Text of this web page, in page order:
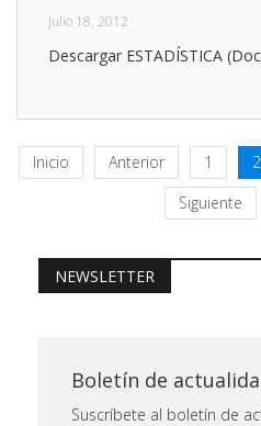
Julio 18, 2012
Descargar ESTADÍSTICA
Inicio Anterior 1 2
Siguiente
NEWSLETTER
Boletín de
Suscríbete al boletín de